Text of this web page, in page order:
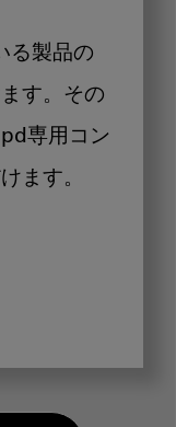
る製品の
す。その
専用コン
ます。